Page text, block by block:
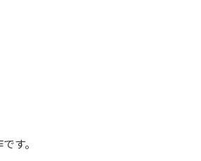
す。